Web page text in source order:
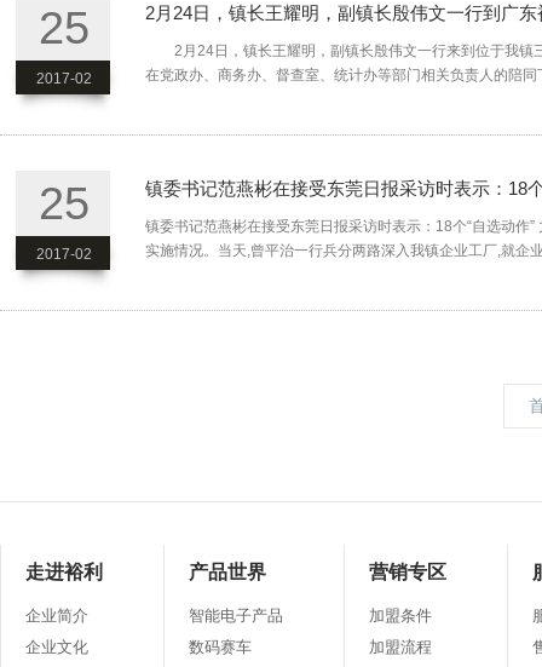
25
2017-02
2月24日，镇长王耀明，副镇长殷伟文一行到广
2月24日，镇长王耀明，副镇长殷伟文一行来到位于我镇
在党政办、商务办、督查室、统计办等部门相关负责人的陪
25
2017-02
镇委书记范燕彬在接受东莞日报采访时表示：18
镇委书记范燕彬在接受东莞日报采访时表示：18个“自选动
实施情况。当天,曾平治一行兵分两路深入我镇企业工厂,就企
走进裕利
企业简介
企业文化
产品世界
智能电子产品
数码赛车
营销专区
加盟条件
加盟流程